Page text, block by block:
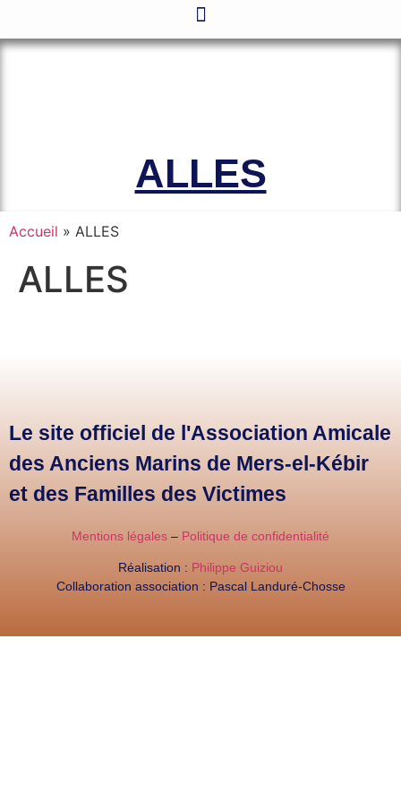
ALLES
Accueil » ALLES
ALLES
Le site officiel de l'Association Amicale
des Anciens Marins de Mers-el-Kébir
et des Familles des Victimes
Mentions légales – Politique de confidentialité
Réalisation : Philippe Guiziou
Collaboration association : Pascal Landuré-Chosse